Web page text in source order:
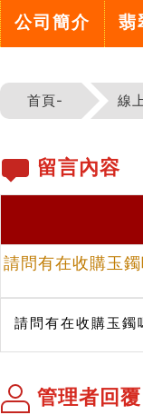
公司簡介 翡
首頁- 線
留言內容
請問有在收購玉
請問有在收購玉
管理者回覆